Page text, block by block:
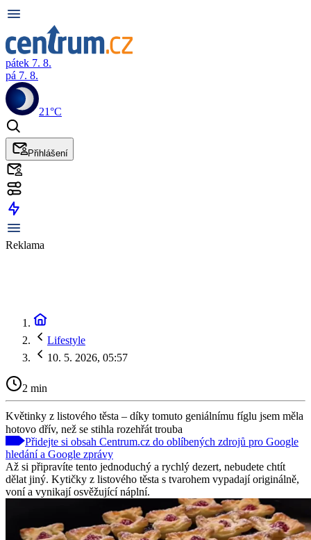
pátek 7. 8.
pá 7. 8.
21°C
Přihlášení
Reklama
Lifestyle
10. 5. 2026, 05:57
2 min
Květinky z listového těsta – díky tomuto geniálnímu fíglu jsem měla
hotovo dřív, než se stihla rozehřát trouba
Přidejte si obsah Centrum.cz do oblíbených zdrojů pro Google
hledání a Google zprávy
Až si připravíte tento jednoduchý a rychlý dezert, nebudete chtít
dělat jiný. Kytičky z listového těsta s tvarohem vypadají originálně,
voní a vynikají osvěžující náplní.